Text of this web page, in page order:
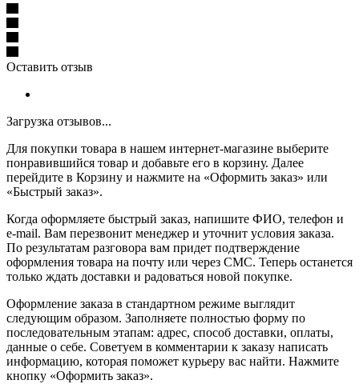
Оставить отзыв
Загрузка отзывов...
Для покупки товара в нашем интернет-магазине выберите
понравившийся товар и добавьте его в корзину. Далее
перейдите в Корзину и нажмите на «Оформить заказ» или
«Быстрый заказ».
Когда оформляете быстрый заказ, напишите ФИО, телефон и
e-mail. Вам перезвонит менеджер и уточнит условия заказа.
По результатам разговора вам придет подтверждение
оформления товара на почту или через СМС. Теперь останется
только ждать доставки и радоваться новой покупке.
Оформление заказа в стандартном режиме выглядит
следующим образом. Заполняете полностью форму по
последовательным этапам: адрес, способ доставки, оплаты,
данные о себе. Советуем в комментарии к заказу написать
информацию, которая поможет курьеру вас найти. Нажмите
кнопку «Оформить заказ».